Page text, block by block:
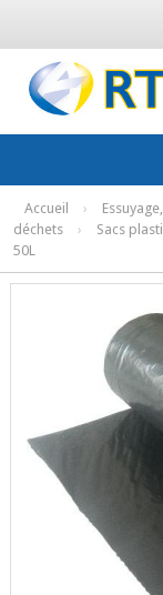
Accueil ›
déchets
› Sacs
50L